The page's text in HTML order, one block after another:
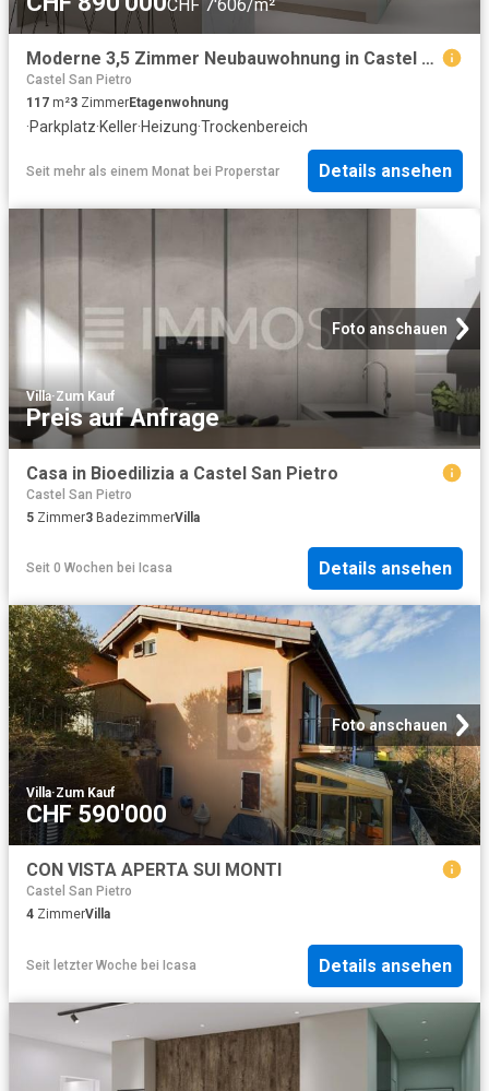
CHF 7'606/m²
Moderne 3,5 Zimmer Neubauwohnung in Castel San Pietro
Castel San Pietro
117 m²3 ZimmerEtagenwohnung
·Parkplatz·Keller·Heizung·Trockenbereich
Seit mehr als einem Monat bei Properstar Details ansehen
Foto anschauen
Villa·Zum Kauf
Preis auf Anfrage
Casa in Bioedilizia a Castel San Pietro
Castel San Pietro
5 Zimmer3 BadezimmerVilla
Seit 0 Wochen bei Icasa Details ansehen
Foto anschauen
Villa·Zum Kauf
CHF 590'000
CON VISTA APERTA SUI MONTI
Castel San Pietro
4 ZimmerVilla
Seit letzter Woche bei Icasa Details ansehen